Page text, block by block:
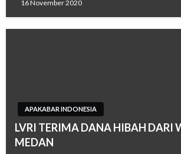
16 November 2020
APAKABAR INDONESIA
LVRI TERIMA DANA HIBAH DARI
MEDAN